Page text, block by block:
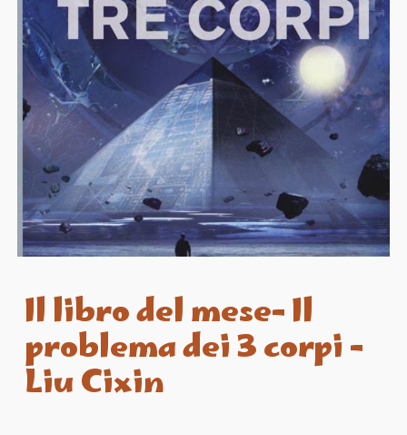
Il libro del mese- Il
problema dei 3 corpi -
Liu Cixin